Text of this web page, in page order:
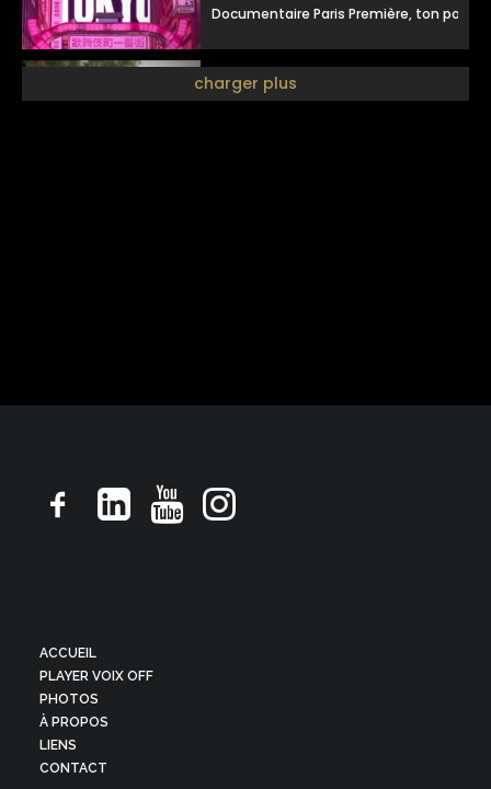
Documentaire Paris Première, ton posé
Découverte des régions
charger plus
ACCUEIL
PLAYER VOIX OFF
PHOTOS
À PROPOS
LIENS
CONTACT